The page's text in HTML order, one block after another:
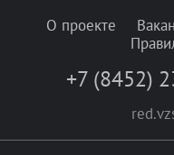
О проекте
+7 (8452)